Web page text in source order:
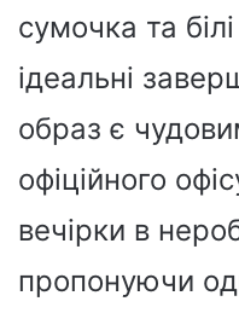
сумочка та
ідеальні
образ є
офіційного
вечірки в
пропонуючи